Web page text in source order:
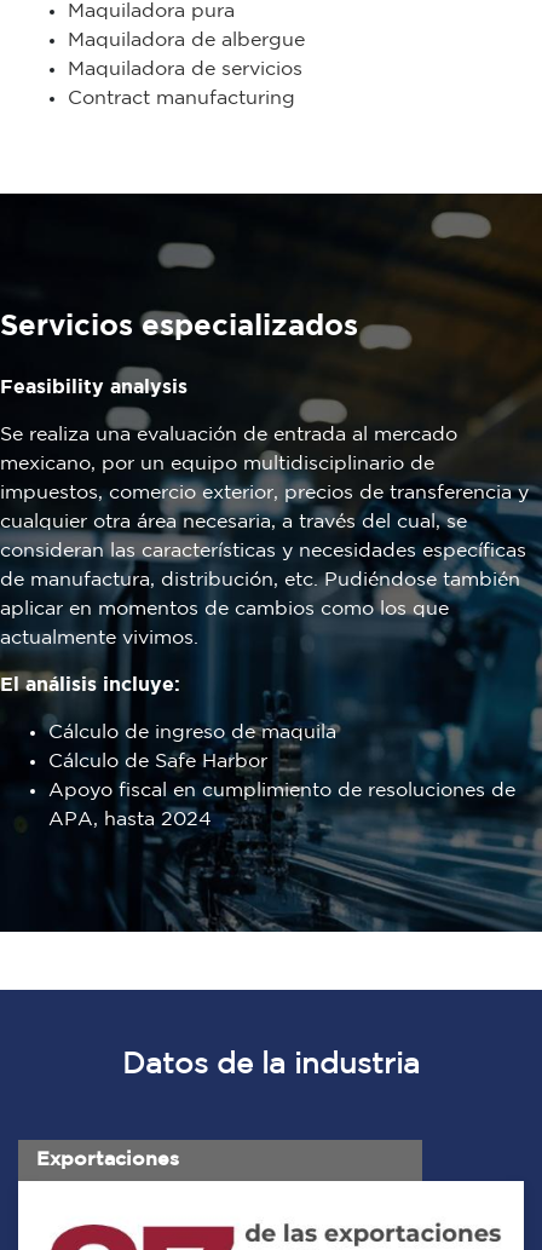
Maquiladora pura
Maquiladora de albergue
Maquiladora de servicios
Contract manufacturing
Servicios especializados
Feasibility analysis
Se realiza una evaluación de entrada al mercado
mexicano, por un equipo multidisciplinario de
impuestos, comercio exterior, precios de transferencia y
cualquier otra área necesaria, a través del cual, se
consideran las características y necesidades específicas
de manufactura, distribución, etc. Pudiéndose también
aplicar en momentos de cambios como los que
actualmente vivimos.
El análisis incluye:
Cálculo de ingreso de maquila
Cálculo de Safe Harbor
Apoyo fiscal en cumplimiento de resoluciones de
APA, hasta 2024
Datos de la industria
Exportaciones